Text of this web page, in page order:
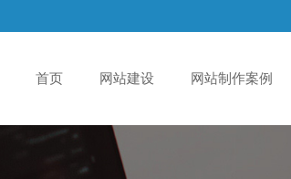
首页 网站建设 网站制作案例